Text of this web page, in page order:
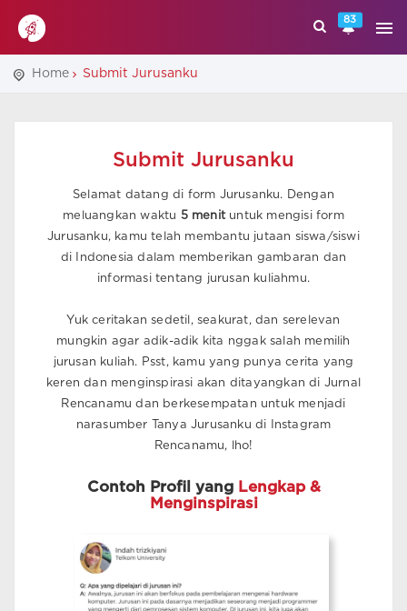
83
Home Submit Jurusanku
Submit Jurusanku
Selamat datang di form Jurusanku. Dengan
meluangkan waktu 5 menit untuk mengisi form
Jurusanku, kamu telah membantu jutaan siswa/siswi
di Indonesia dalam memberikan gambaran dan
informasi tentang jurusan kuliahmu.
Yuk ceritakan sedetil, seakurat, dan serelevan
mungkin agar adik-adik kita nggak salah memilih
jurusan kuliah. Psst, kamu yang punya cerita yang
keren dan menginspirasi akan ditayangkan di Jurnal
Rencanamu dan berkesempatan untuk menjadi
narasumber Tanya Jurusanku di Instagram
Rencanamu, lho!
Contoh Profil yang Lengkap &
Menginspirasi